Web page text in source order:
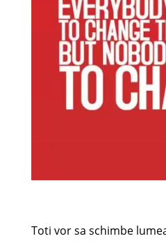
Toti vor sa schimbe